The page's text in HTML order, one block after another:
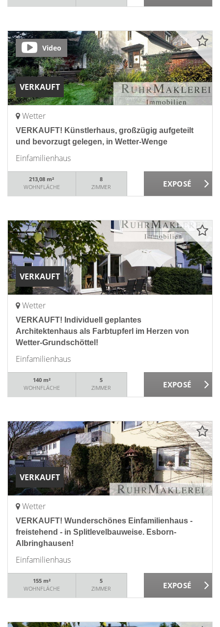
VERKAUFT
Video
Wetter
VERKAUFT! Künstlerhaus, großzügig aufgeteilt
und bevorzugt gelegen, in Wetter-Wenge
Einfamilienhaus
213,08 m²
WOHNFLÄCHE
8
ZIMMER
VERKAUFT
Wetter
VERKAUFT! Individuell geplantes
Architektenhaus als Farbtupferl im Herzen von
Wetter-Grundschöttel!
Einfamilienhaus
140 m²
WOHNFLÄCHE
5
ZIMMER
VERKAUFT
Wetter
VERKAUFT! Wunderschönes Einfamilienhaus -
freistehend - in Splitlevelbauweise. Esborn-
Albringhausen!
Einfamilienhaus
155 m²
WOHNFLÄCHE
5
ZIMMER